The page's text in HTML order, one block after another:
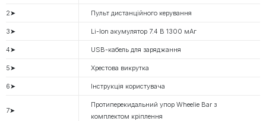
2➤ Пульт дистанційного керування
3➤ Li-Ion акумулятор 7.4 В 1300 мАг
4➤ USB-кабель для заряджання
5➤ Хрестова викрутка
6➤ Інструкція користувача
7➤
Протиперекидальний упор Wheelie Bar з
комплектом кріплення